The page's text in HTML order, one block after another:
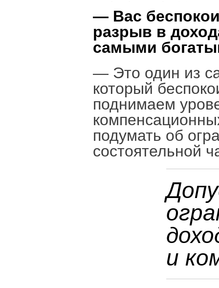
— Вас
разрыв в
самыми
— Это один из
который
поднимаем
подумать об
состоятельной
и